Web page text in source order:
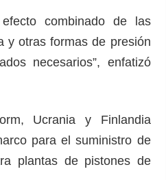
combinado de las
y otras formas de presión
necesarios”, enfatizó
Ucrania y Finlandia
para el suministro de
plantas de pistones de